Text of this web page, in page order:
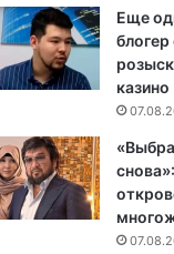
Еще
блогер
казино